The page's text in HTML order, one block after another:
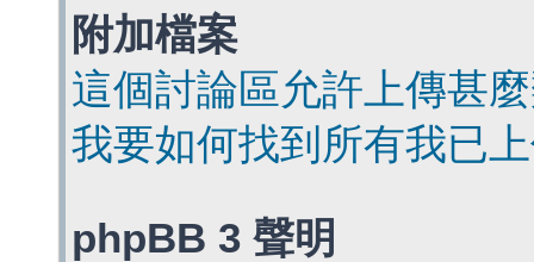
附加檔案
這個討論區允許上傳甚
我要如何找到所有我已
phpBB 3 聲明